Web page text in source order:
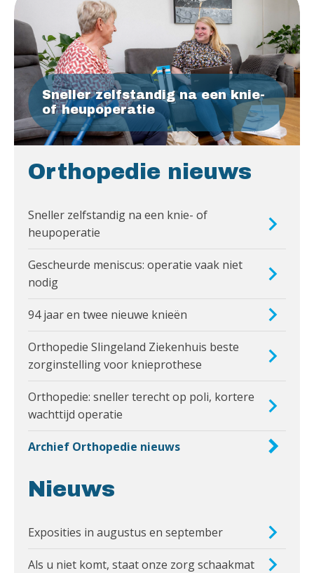
Sneller zelfstandig na een knie-
of heupoperatie
Orthopedie nieuws
Sneller zelfstandig na een knie- of
heupoperatie
Gescheurde meniscus: operatie vaak niet
nodig
94 jaar en twee nieuwe knieën
Orthopedie Slingeland Ziekenhuis beste
zorginstelling voor knieprothese
Orthopedie: sneller terecht op poli, kortere
wachttijd operatie
Archief Orthopedie nieuws
Nieuws
Exposities in augustus en september
Als u niet komt, staat onze zorg schaakmat